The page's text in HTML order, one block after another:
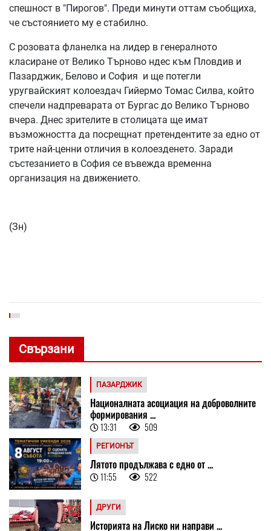
спешност в "Пирогов". Преди минути оттам съобщиха,
че състоянието му е стабилно.
С розовата фланелка на лидер в генералното
класиране от Велико Търново ндес към Пловдив и
Пазарджик, Белово и София и ще потегли
уругвайският колоездач Гийермо Томас Силва, който
спечели надпреварата от Бургас до Велико Търново
вчера. Днес зрителите в столицата ще имат
възможността да посрещнат претендентите за едно от
трите най-ценни отличия в колоезденето. Заради
състезанието в София се въвежда временна
организация на движението.
(Зн)
Свързани
ПАЗАРДЖИК
Националната асоциация на доброволните
формирования ...
13:31 509
РЕГИОНЪТ
Лятото продължава с едно от ...
11:55 522
ДРУГИ
Историята на Лиско ни направи ...